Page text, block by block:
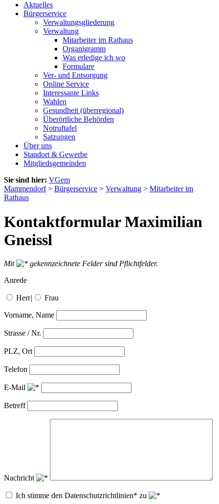
Aktuelles
Bürgerservice
Verwaltungsgliederung
Verwaltung
Mitarbeiter im Rathaus
Organigramm
Was erledige ich wo
Formulare
Ver- und Entsorgung
Online Service
Interessante Links
Wahlen
Gesundheit (überregional)
Überörtliche Behörden
Notruftafel
Satzungen
Über uns
Standort & Gewerbe
Mitgliedsgemeinden
Sie sind hier: VGem
Mammendorf> Bürgerservice > Verwaltung > Mitarbeiter im
Rathaus
Kontaktformular Maximilian
Gneissl
Mit
gekennzeichnete Felder sind Pflichtfelder.
Anrede
Herr| Frau
Vorname, Name
Strasse / Nr.
PLZ, Ort
Telefon
E-Mail
Betreff
Nachricht
Ich stimme den Datenschutzrichtlinien* zu